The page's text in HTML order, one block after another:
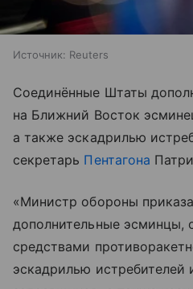
Источник: Reuters
Соединённые Штаты
на Ближний Восток
а также эскадрилью
секретарь Пентагона
«Министр обороны
дополнительные эсминцы,
средствами
эскадрилью истребителей